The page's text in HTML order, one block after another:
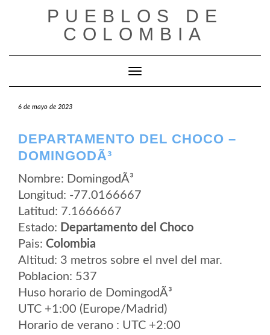
PUEBLOS DE
COLOMBIA
Cambiar modo de navegación
6 de mayo de 2023
DEPARTAMENTO DEL CHOCO –
DOMINGODÃ³
Nombre: DomingodÃ³
Longitud: -77.0166667
Latitud: 7.1666667
Estado: Departamento del Choco
Pais: Colombia
Altitud: 3 metros sobre el nvel del mar.
Poblacion: 537
Huso horario de DomingodÃ³
UTC +1:00 (Europe/Madrid)
Horario de verano : UTC +2:00